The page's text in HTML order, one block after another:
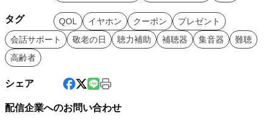
タグ QOL イヤホン クーポン
プレゼント
会話サポート
敬老の日 聴力補助 補聴器 集音器
難聴
高齢者
シェア
配信企業へのお問い合わせ